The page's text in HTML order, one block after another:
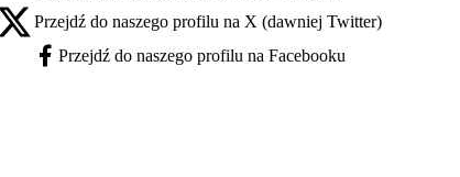
X - otwiera się w nowej karcie
Przejdź do naszego profilu na X (dawniej Twitter)
Facebook - otwiera się w nowej karcie
Przejdź do naszego profilu na Facebooku